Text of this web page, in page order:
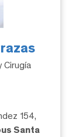
Cirugía
154,
Santa